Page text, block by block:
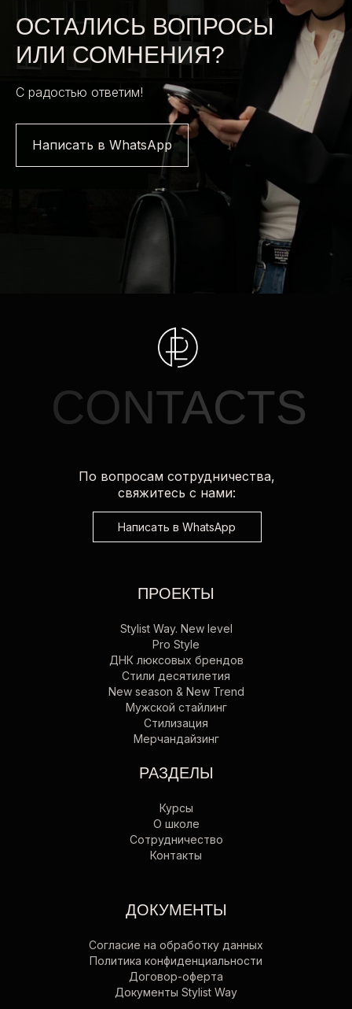
ОСТАЛИСЬ ВОПРОСЫ
ИЛИ СОМНЕНИЯ?
С радостью ответим!
Написать в WhatsApp
CONTACTS
По вопросам сотрудничества,
свяжитесь с нами:
ПРОЕКТЫ
Stylist Way. New level
Pro Style
ДНК люксовых брендов
Стили десятилетия
New season & New Trend
Мужской стайлинг
Стилизация
РАЗДЕЛЫ
Курсы
О школе
Сотрудничество
Контакты
ДОКУМЕНТЫ
Согласие на обработку данных
Политика конфиденциальности
Договор-оферта
Документы Stylist Way
Написать в WhatsApp
Мерчандайзинг